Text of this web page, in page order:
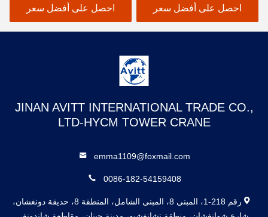
احصل على أفضل سعر
احصل على أفضل سعر
JINAN AVITT INTERNATIONAL TRADE CO.,
LTD-HYCM TOWER CRANE
emma1109@foxmail.com
0086-182-54159408
رقم 218-1، المبنى 8، المبنى الشامل، المنطقة 8، حديقة دونغشان،